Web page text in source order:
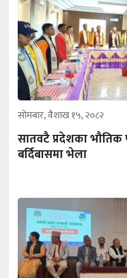
सोमबार, वैशाख १५, २०८२
सातवटै प्रदेशका भौतिक
बर्दिबासमा भेला